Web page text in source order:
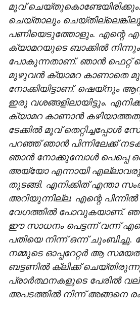
മൂവ്
ചെയ്താലും
പണിയെടുത്തോളും. എന്റെ
ക്യാമറയുടെ ബാക്കിൽ
പോകുന്നതാണ്. ഞാൻ ഫെറ്റ്
മുഴുവൻ ക്യാമറ കാണാതെ
നോക്കിയിട്ടാണ്. ഷെയ്നും
ഇരു വശങ്ങളിലായിട്ടും.
ക്യാമറ കാണാൻ
ടേക്കിൽ മൂവ് തെറ്റിച്ചപ്പോൾ
പറഞ്ഞ് ഞാൻ പിന്നിലേക്ക്
ഞാൻ നോക്കുമ്പോൾ പെപ്പെ
അയ്യോ എന്നായി
തുടങ്ങി. എനിക്കിത് എന്താ
അറിയുന്നില്ല. എന്റെ
വേ​ഗത്തിൽ പോവുകയാണ്.
ഈ സാധനം പെട്ടന്ന് വന്ന്
പതിയെ നിന്ന് ഒന്ന്
നമ്മുടെ ഓപ്പറേറ്റർ ആ
ബട്ടണിൽ ക്ലിക്ക്
പ്രാർത്ഥനകളുടെ പേരിൽ
അപടത്തിൽ നിന്ന് അങ്ങനെ